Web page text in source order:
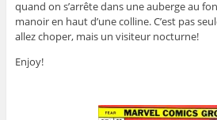
quand on s’arrête dans une auberge au
manoir en haut d’une colline. C’est pas
allez choper, mais un visiteur nocturne!
Enjoy!